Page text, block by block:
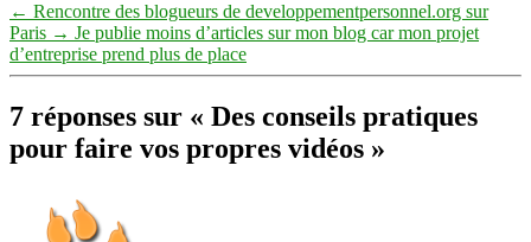
← Rencontre des blogueurs de developpementpersonnel.org sur
Paris → Je publie moins d’articles sur mon blog car mon projet
d’entreprise prend plus de place
7 réponses sur « Des conseils pratiques
pour faire vos propres vidéos »